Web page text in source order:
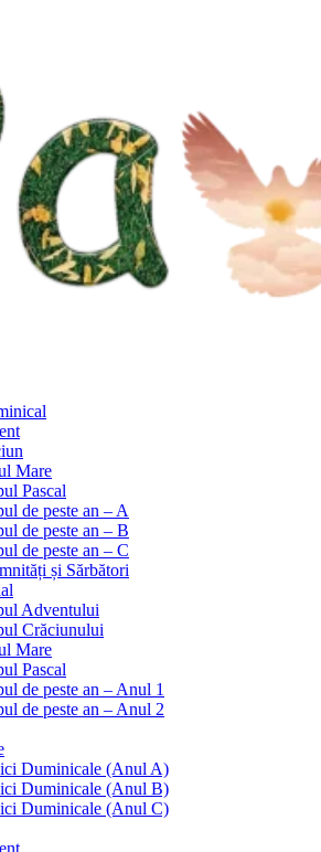
Mare
Pascal
de peste an – A
de peste an – B
de peste an – C
și Sărbători
Adventului
Crăciunului
Mare
Pascal
de peste an – Anul 1
de peste an – Anul 2
Duminicale (Anul A)
Duminicale (Anul B)
Duminicale (Anul C)